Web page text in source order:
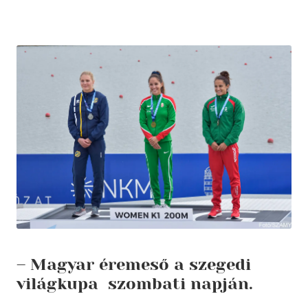
– Magyar éremeső a szegedi
világkupa szombati napján.